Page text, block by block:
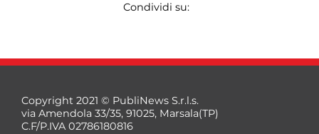
Condividi su:
Copyright 2021 © PubliNews S.r.l.s.
via Amendola 33/35, 91025, Marsala(TP)
C.F/P.IVA 02786180816